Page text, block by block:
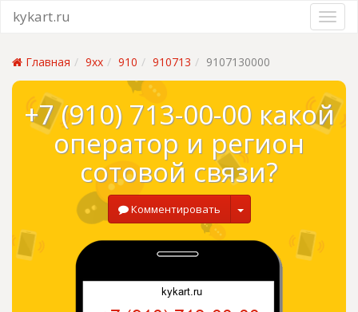
kykart.ru
Главная 9xx 910 910713 9107130000
+7 (910) 713-00-00 какой
оператор и регион
сотовой связи?
Комментировать